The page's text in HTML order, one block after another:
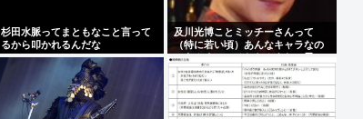
杉田水脈ってまともなこと言って
るから叩かれるんだな
及川光博ことミッチーさんって
（特に若い頃）あんなキャラなの
にあんまアンチおらんよな、男で
も